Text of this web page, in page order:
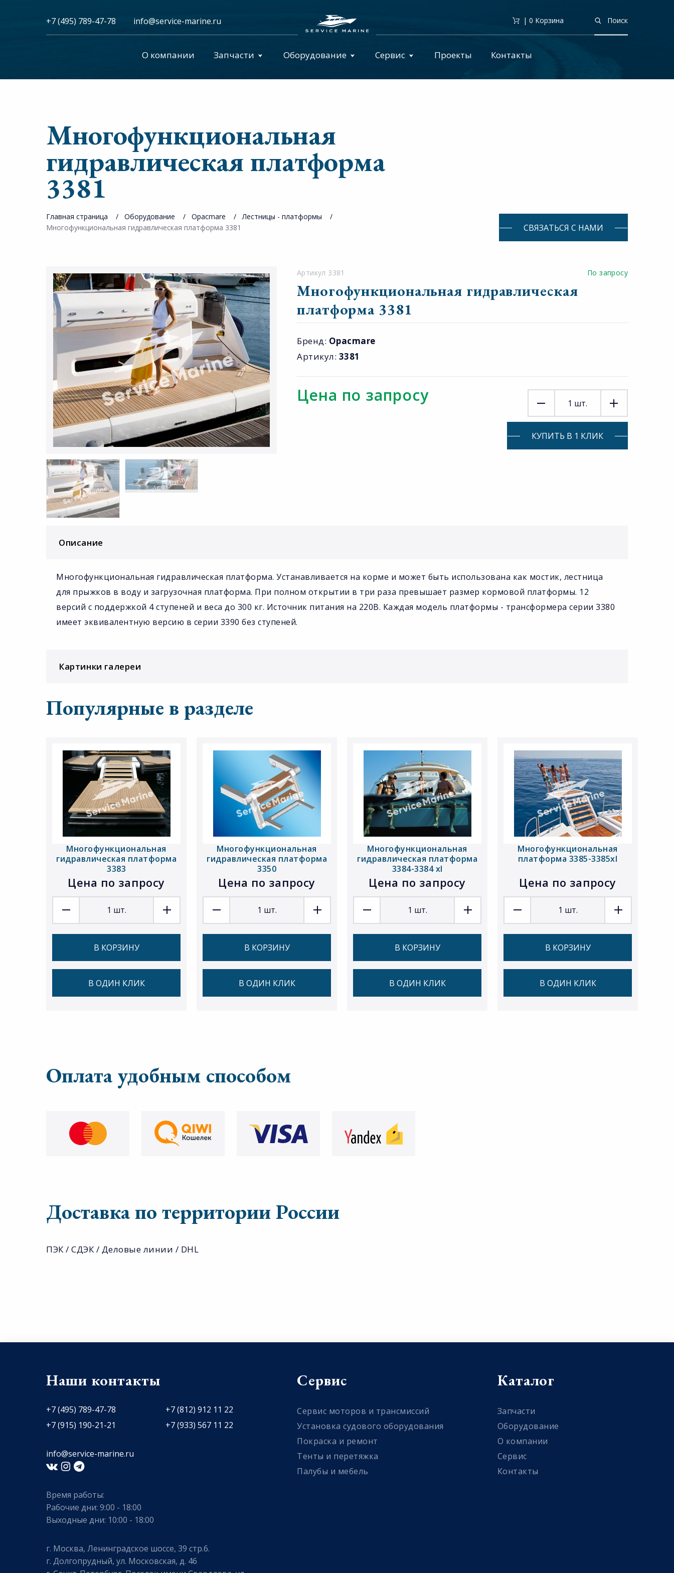
+7 (495) 789-47-78 info@service-marine.ru​​ Поиск
| 0 Корзина
О компании Запчасти Оборудование Сервис Проекты Контакты
Многофункциональная
гидравлическая платформа
3381
Главная страница Оборудование Opacmare
Лестницы - платформы
Многофункциональная гидравлическая платформа 3381
СВЯЗАТЬСЯ С НАМИ
Артикул 3381 По запросу
Многофункциональная гидравлическая
платформа 3381
Бренд: Opacmare
Артикул: 3381
Цена по запросу 1 шт.
КУПИТЬ В 1 КЛИК
Описание
Многофункциональная гидравлическая платформа. Устанавливается на корме и может быть использована как мостик, лестница
для прыжков в воду и загрузочная платформа. При полном открытии в три раза превышает размер кормовой платформы. 12
версий с поддержкой 4 ступеней и веса до 300 кг. Источник питания на 220В. Каждая модель платформы - трансформера серии 3380
имеет эквивалентную версию в серии 3390 без ступеней.
Картинки галереи
Популярные в разделе
Многофункциональная
гидравлическая платформа
3383
Цена по запросу
1 шт.
В КОРЗИНУ
В ОДИН КЛИК
Многофункциональная
гидравлическая платформа
3350
Цена по запросу
1 шт.
В КОРЗИНУ
В ОДИН КЛИК
Многофункциональная
гидравлическая платформа
3384-3384 xl
Цена по запросу
1 шт.
В КОРЗИНУ
В ОДИН КЛИК
Многофункциональная
платформа 3385-3385xl
Цена по запросу
1 шт.
В КОРЗИНУ
В ОДИН КЛИК
Оплата удобным способом
Доставка по территории России
ПЭК / СДЭК / Деловые линии / DHL
Наши контакты
+7 (495) 789-47-78
+7 (812) 912 11 22
+7 (915) 190-21-21
+7 (933) 567 11 22
info@service-marine.ru​​
Время работы:
Рабочие дни: 9:00 - 18:00
Выходные дни: 10:00 - 18:00
г. Москва, Ленинградское шоссе, 39 стр.6.
г. Долгопрудный, ул. Московская, д. 46
Сервис
Сервис моторов и трансмиссий
Установка судового оборудования
Покраска и ремонт
Тенты и перетяжка
Палубы и мебель
Каталог
Запчасти
Оборудование
О компании
Сервис
Контакты